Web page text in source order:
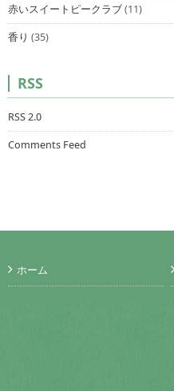
赤いスイートピークラブ(11)
香り (35)
RSS
RSS 2.0
Comments Feed
ホーム